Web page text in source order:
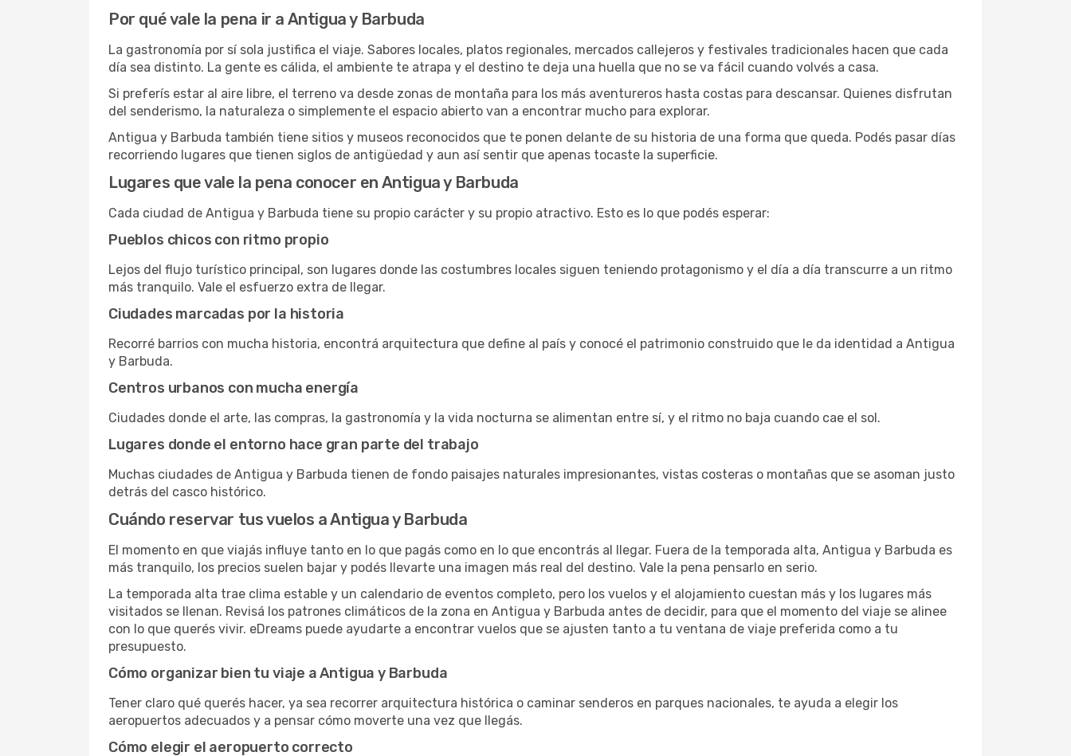
Por qué vale la pena ir a Antigua y Barbuda
La gastronomía por sí sola justifica el viaje. Sabores locales, platos regionales, mercados callejeros y festivales tradicionales hacen que cada
día sea distinto. La gente es cálida, el ambiente te atrapa y el destino te deja una huella que no se va fácil cuando volvés a casa.
Si preferís estar al aire libre, el terreno va desde zonas de montaña para los más aventureros hasta costas para descansar. Quienes disfrutan
del senderismo, la naturaleza o simplemente el espacio abierto van a encontrar mucho para explorar.
Antigua y Barbuda también tiene sitios y museos reconocidos que te ponen delante de su historia de una forma que queda. Podés pasar días
recorriendo lugares que tienen siglos de antigüedad y aun así sentir que apenas tocaste la superficie.
Lugares que vale la pena conocer en Antigua y Barbuda
Cada ciudad de Antigua y Barbuda tiene su propio carácter y su propio atractivo. Esto es lo que podés esperar:
Pueblos chicos con ritmo propio
Lejos del flujo turístico principal, son lugares donde las costumbres locales siguen teniendo protagonismo y el día a día transcurre a un ritmo
más tranquilo. Vale el esfuerzo extra de llegar.
Ciudades marcadas por la historia
Recorré barrios con mucha historia, encontrá arquitectura que define al país y conocé el patrimonio construido que le da identidad a Antigua
y Barbuda.
Centros urbanos con mucha energía
Ciudades donde el arte, las compras, la gastronomía y la vida nocturna se alimentan entre sí, y el ritmo no baja cuando cae el sol.
Lugares donde el entorno hace gran parte del trabajo
Muchas ciudades de Antigua y Barbuda tienen de fondo paisajes naturales impresionantes, vistas costeras o montañas que se asoman justo
detrás del casco histórico.
Cuándo reservar tus vuelos a Antigua y Barbuda
El momento en que viajás influye tanto en lo que pagás como en lo que encontrás al llegar. Fuera de la temporada alta, Antigua y Barbuda es
más tranquilo, los precios suelen bajar y podés llevarte una imagen más real del destino. Vale la pena pensarlo en serio.
La temporada alta trae clima estable y un calendario de eventos completo, pero los vuelos y el alojamiento cuestan más y los lugares más
visitados se llenan. Revisá los patrones climáticos de la zona en Antigua y Barbuda antes de decidir, para que el momento del viaje se alinee
con lo que querés vivir. eDreams puede ayudarte a encontrar vuelos que se ajusten tanto a tu ventana de viaje preferida como a tu
presupuesto.
Cómo organizar bien tu viaje a Antigua y Barbuda
Tener claro qué querés hacer, ya sea recorrer arquitectura histórica o caminar senderos en parques nacionales, te ayuda a elegir los
aeropuertos adecuados y a pensar cómo moverte una vez que llegás.
Cómo elegir el aeropuerto correcto